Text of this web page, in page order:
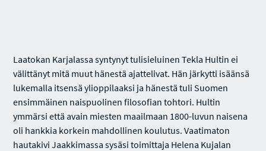
Laatokan Karjalassa syntynyt tulisieluinen Tekla Hultin ei
välittänyt mitä muut hänestä ajattelivat. Hän järkytti isäänsä
lukemalla itsensä ylioppilaaksi ja hänestä tuli Suomen
ensimmäinen naispuolinen filosofian tohtori. Hultin
ymmärsi että avain miesten maailmaan 1800-luvun naisena
oli hankkia korkein mahdollinen koulutus. Vaatimaton
hautakivi Jaakkimassa sysäsi toimittaja Helena Kujalan